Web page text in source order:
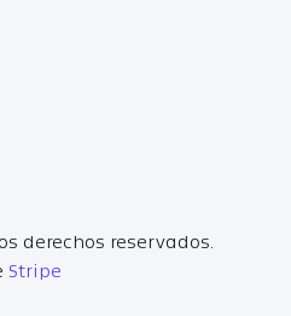
derechos reservados.
Stripe